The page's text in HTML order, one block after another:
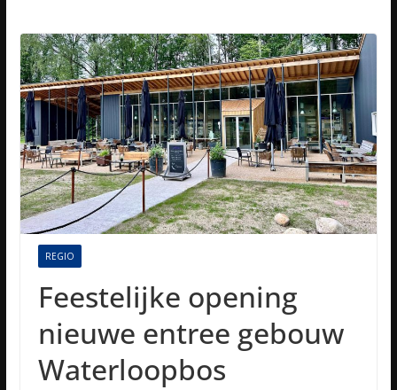
REGIO
Feestelijke opening
nieuwe entree gebouw
Waterloopbos